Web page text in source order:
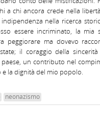
a chi ancora crede nella
nella ricerca
essere incriminato, la mia
peggiorare ma dovevo
il coraggio della
un contributo nel
la dignità del mio popolo.
neonazismo